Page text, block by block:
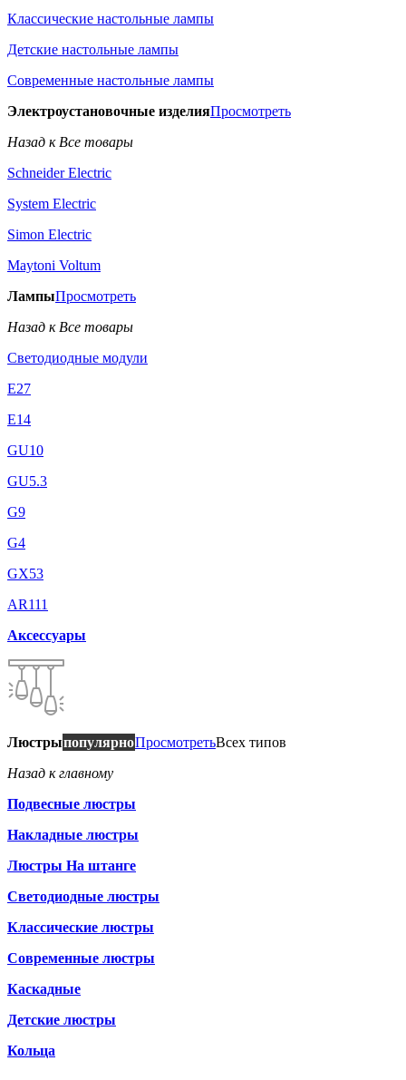
Классические настольные лампы
Детские настольные лампы
Современные настольные лампы
Электроустановочные изделияПросмотреть
Назад к Все товары
Schneider Electric
System Electric
Simon Electric
Maytoni Voltum
ЛампыПросмотреть
Назад к Все товары
Светодиодные модули
E27
E14
GU10
GU5.3
G9
G4
GX53
AR111
Аксессуары
ЛюстрыпопулярноПросмотретьВсех типов
Назад к главному
Подвесные люстры
Накладные люстры
Люстры На штанге
Светодиодные люстры
Классические люстры
Современные люстры
Каскадные
Детские люстры
Кольца